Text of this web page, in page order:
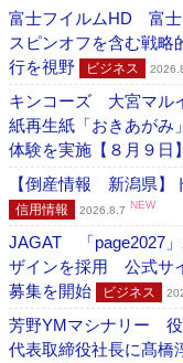
富士フイルムHD 富士
スピンオフを含む戦
行を視野
ビジネス
キンコーズ 大宮マル
紙再生紙「おきあがみ
体験を実施【８月９日
【倒産情報 新潟県
信用情報 2026.8.7 NEW
JAGAT 「page2027
ザインを採用 公式サ
募集を開始
ビジネス
芳野YMマシナリー 役
代表取締役社長に髙橋